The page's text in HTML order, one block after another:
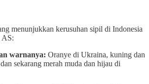
menunjukkan kerusuhan sipil di Indonesia
AS:
warnanya: Oranye di Ukraina, kuning dan
sekarang merah muda dan hijau di